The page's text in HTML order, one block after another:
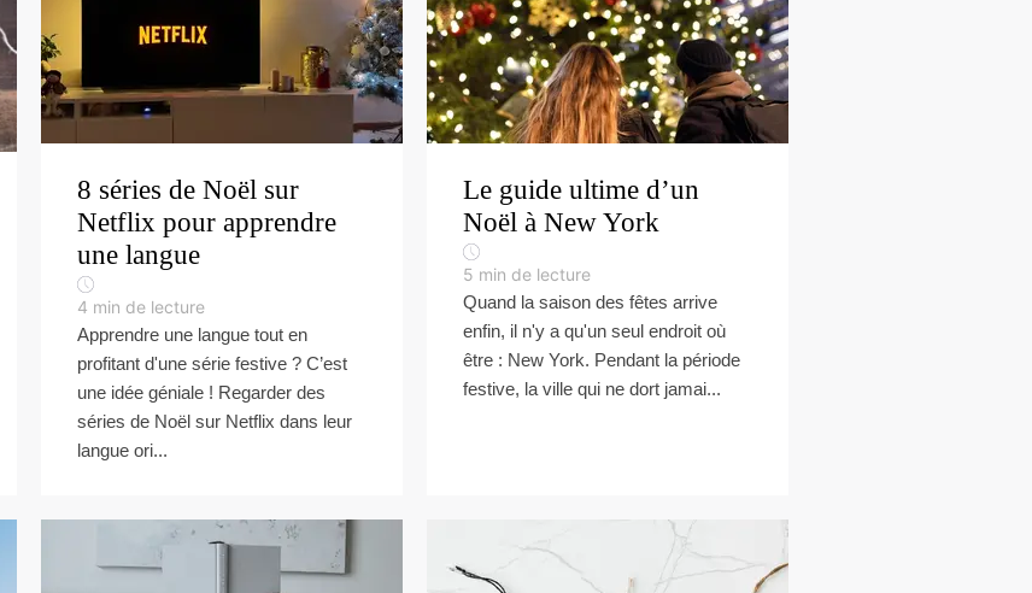
8 séries de Noël sur
Netflix pour apprendre
une langue
4 min de lecture
Apprendre une langue tout en
profitant d'une série festive ? C’est
une idée géniale ! Regarder des
séries de Noël sur Netflix dans leur
langue ori...
Le guide ultime d’un
Noël à New York
5 min de lecture
Quand la saison des fêtes arrive
enfin, il n'y a qu'un seul endroit où
être : New York. Pendant la période
festive, la ville qui ne dort jamai...